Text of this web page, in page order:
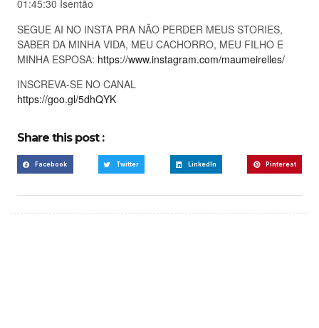
01:45:30 Isentão
SEGUE AI NO INSTA PRA NÃO PERDER MEUS STORIES,
SABER DA MINHA VIDA, MEU CACHORRO, MEU FILHO E
MINHA ESPOSA: https://www.instagram.com/maumeirelles/
INSCREVA-SE NO CANAL
https://goo.gl/5dhQYK
Share this post :
Facebook Twitter LinkedIn Pinterest